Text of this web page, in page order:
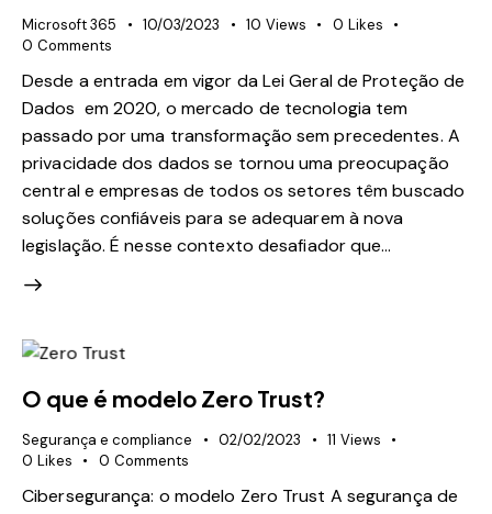
Microsoft 365 10/03/2023 10 Views 0 Likes
0 Comments
Desde a entrada em vigor da Lei Geral de Proteção de
Dados em 2020, o mercado de tecnologia tem
passado por uma transformação sem precedentes. A
privacidade dos dados se tornou uma preocupação
central e empresas de todos os setores têm buscado
soluções confiáveis para se adequarem à nova
legislação. É nesse contexto desafiador que…
O que é modelo Zero Trust?
Segurança e compliance 02/02/2023 11 Views
0 Likes 0 Comments
Cibersegurança: o modelo Zero Trust A segurança de